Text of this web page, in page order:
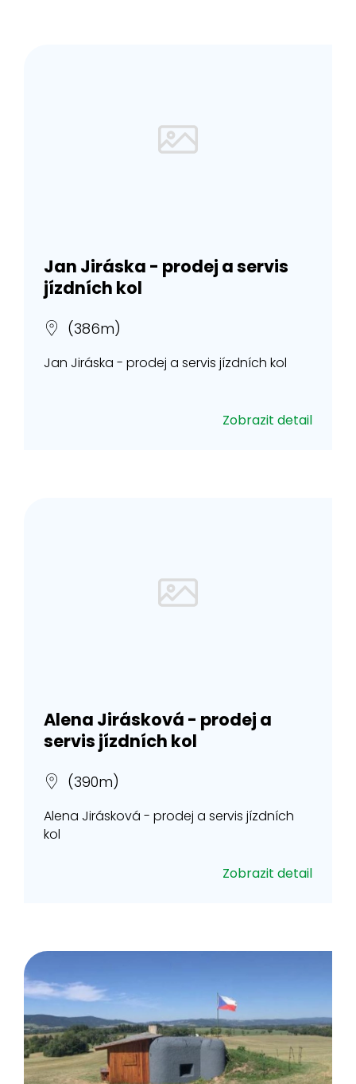
Jan Jiráska - prodej a servis
jízdních kol
(386m)
Jan Jiráska - prodej a servis jízdních kol
Zobrazit detail
Alena Jirásková - prodej a
servis jízdních kol
(390m)
Alena Jirásková - prodej a servis jízdních
kol
Zobrazit detail